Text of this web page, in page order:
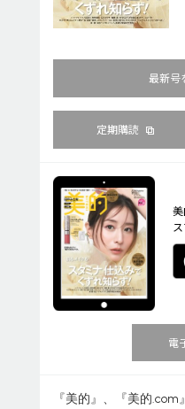
最新号
定期購読
電
『美的』、『美的